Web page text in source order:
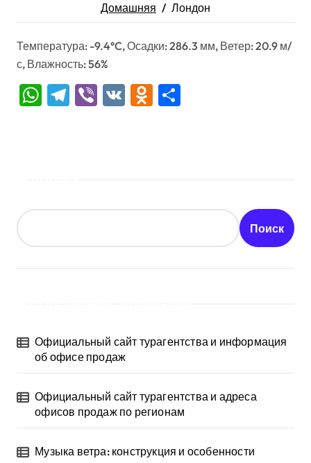
Домашняя Лондон
Температура: -9.4°C, Осадки: 286.3 мм, Ветер: 20.9 м/
с, Влажность: 56%
WhatsApp
Telegram
Viber
VK Odnoklassniki
Поиск
Официальный сайт турагентства и информация
об офисе продаж
Официальный сайт турагентства и адреса
офисов продаж по регионам
Музыка ветра: конструкция и особенности